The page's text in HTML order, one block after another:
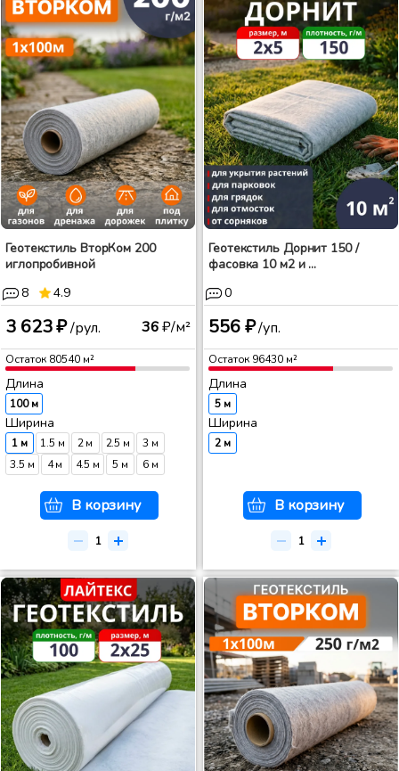
Геотекстиль ВторКом 200
иглопробивной
8
4.9
3 623 ₽/рул. 36₽/м²
Остаток 80540м²
Длина
100 м
Ширина
1 м 1.5 м 2 м 2.5 м
3 м
3.5 м
4 м 4.5 м 5 м 6 м
В корзину
Геотекстиль Дорнит 150 /
фасовка 10 м2 и ...
0
556 ₽/уп.
Остаток 96430м²
Длина
5 м
Ширина
2 м
В корзину